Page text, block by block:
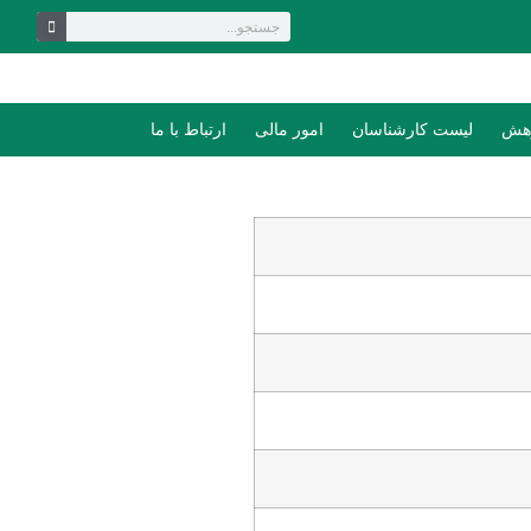
لیست کارشناسان امور مالی ارتباط با ما